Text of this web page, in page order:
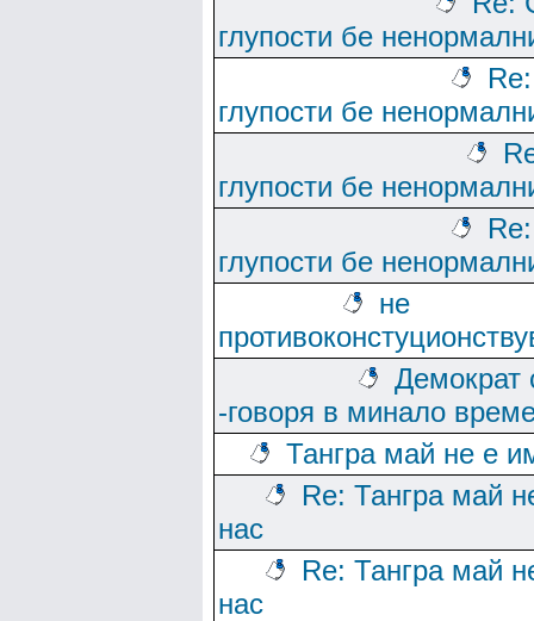
глупости бе
глупости бе
глупости бе
глупости бе
не
Демократ
-говоря в минало
Тангра май не е
Re: Тангра май
нас
Re: Тангра май
нас